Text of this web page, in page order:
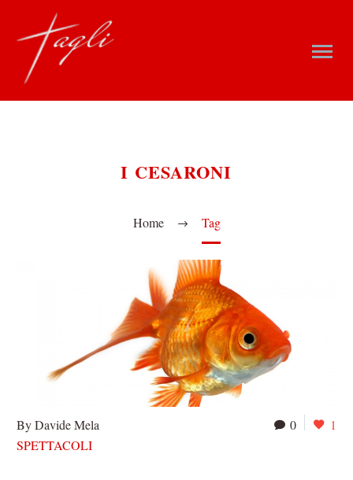
I CESARONI
Home Tag
0 1
By Davide Mela
SPETTACOLI